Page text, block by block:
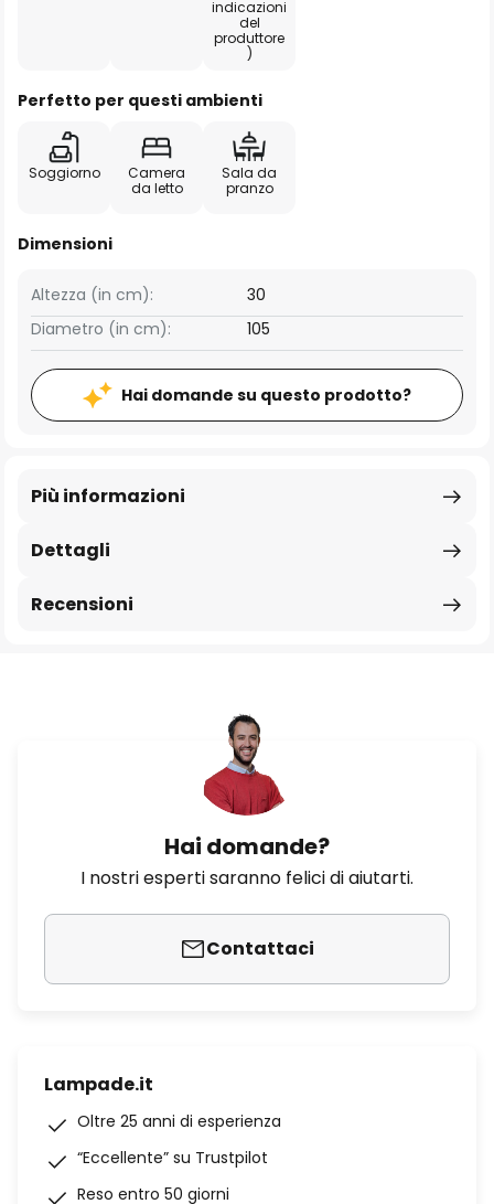
indicazioni
del
produttore
)
Perfetto per questi ambienti
Soggiorno
Camera
da letto
Sala da
pranzo
Dimensioni
Altezza (in cm):
30
Diametro (in cm):
105
Hai domande su questo prodotto?
Dettagli
Più informazioni
Recensioni
Hai domande?
I nostri esperti saranno felici di aiutarti.
Contattaci
Lampade.it
Oltre 25 anni di esperienza
“Eccellente” su Trustpilot
Reso entro 50 giorni